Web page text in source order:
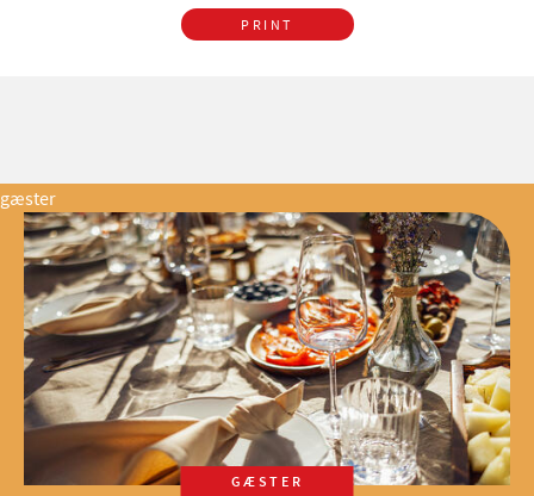
PRINT
gæster
GÆSTER